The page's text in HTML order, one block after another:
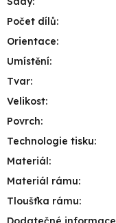
Počet dílů:
Orientace:
Umístění:
Tvar:
Velikost:
Povrch:
Technologie tisku:
Materiál:
Materiál rámu:
Tloušťka rámu: